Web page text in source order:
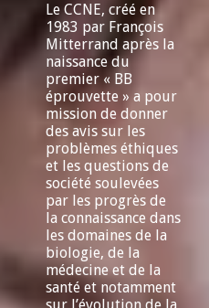
Le CCNE, créé en
1983 par François
Mitterrand après la
naissance du
premier « BB
éprouvette » a pour
mission de donner
des avis sur les
problèmes éthiques
et les questions de
société soulevées
par les progrès de
la connaissance dans
les domaines de la
biologie, de la
médecine et de la
santé et notamment